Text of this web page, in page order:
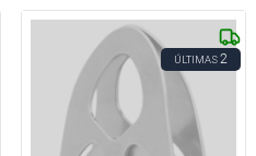
ÚLTIMAS2